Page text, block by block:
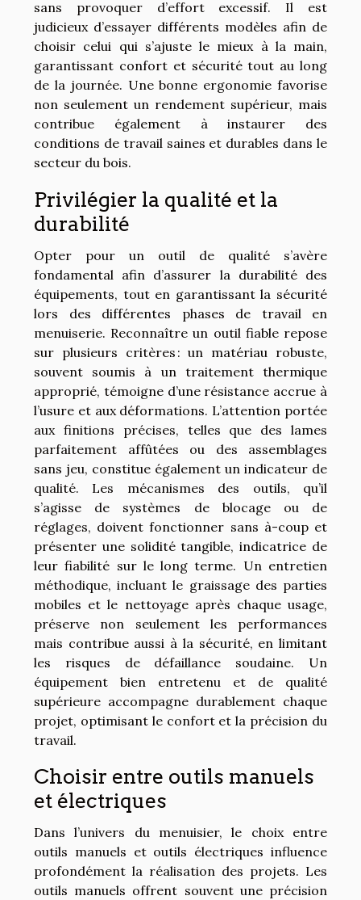
sans provoquer d’effort excessif. Il est
judicieux d’essayer différents modèles afin de
choisir celui qui s’ajuste le mieux à la main,
garantissant confort et sécurité tout au long
de la journée. Une bonne ergonomie favorise
non seulement un rendement supérieur, mais
contribue également à instaurer des
conditions de travail saines et durables dans le
secteur du bois.
Privilégier la qualité et la
durabilité
Opter pour un outil de qualité s’avère
fondamental afin d’assurer la durabilité des
équipements, tout en garantissant la sécurité
lors des différentes phases de travail en
menuiserie. Reconnaître un outil fiable repose
sur plusieurs critères : un matériau robuste,
souvent soumis à un traitement thermique
approprié, témoigne d’une résistance accrue à
l’usure et aux déformations. L’attention portée
aux finitions précises, telles que des lames
parfaitement affûtées ou des assemblages
sans jeu, constitue également un indicateur de
qualité. Les mécanismes des outils, qu’il
s’agisse de systèmes de blocage ou de
réglages, doivent fonctionner sans à-coup et
présenter une solidité tangible, indicatrice de
leur fiabilité sur le long terme. Un entretien
méthodique, incluant le graissage des parties
mobiles et le nettoyage après chaque usage,
préserve non seulement les performances
mais contribue aussi à la sécurité, en limitant
les risques de défaillance soudaine. Un
équipement bien entretenu et de qualité
supérieure accompagne durablement chaque
projet, optimisant le confort et la précision du
travail.
Choisir entre outils manuels
et électriques
Dans l’univers du menuisier, le choix entre
outils manuels et outils électriques influence
profondément la réalisation des projets. Les
outils manuels offrent souvent une précision